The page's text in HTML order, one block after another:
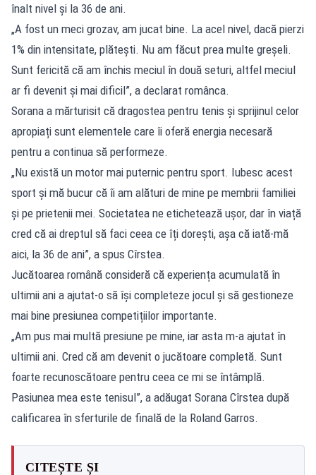
înalt nivel și la 36 de ani.
„A fost un meci grozav, am jucat bine. La acel nivel, dacă pierzi
1% din intensitate, plătești. Nu am făcut prea multe greșeli.
Sunt fericită că am închis meciul în două seturi, altfel meciul
ar fi devenit și mai dificil”, a declarat românca.
Sorana a mărturisit că dragostea pentru tenis și sprijinul celor
apropiați sunt elementele care îi oferă energia necesară
pentru a continua să performeze.
„Nu există un motor mai puternic pentru sport. Iubesc acest
sport și mă bucur că îi am alături de mine pe membrii familiei
și pe prietenii mei. Societatea ne etichetează ușor, dar în viață
cred că ai dreptul să faci ceea ce îți dorești, așa că iată-mă
aici, la 36 de ani”, a spus Cîrstea.
Jucătoarea română consideră că experiența acumulată în
ultimii ani a ajutat-o să își completeze jocul și să gestioneze
mai bine presiunea competițiilor importante.
„Am pus mai multă presiune pe mine, iar asta m-a ajutat în
ultimii ani. Cred că am devenit o jucătoare completă. Sunt
foarte recunoscătoare pentru ceea ce mi se întâmplă.
Pasiunea mea este tenisul”, a adăugat Sorana Cîrstea după
calificarea în sferturile de finală de la Roland Garros.
CITEȘTE ȘI